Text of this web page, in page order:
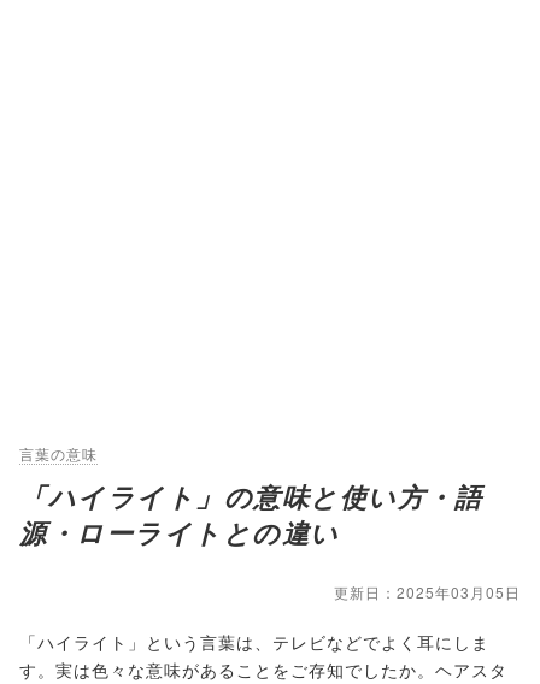
言葉の意味
「ハイライト」の意味と使い方・語
源・ローライトとの違い
更新日：2025年03月05日
「ハイライト」という言葉は、テレビなどでよく耳にしま
す。実は色々な意味があることをご存知でしたか。ヘアスタ